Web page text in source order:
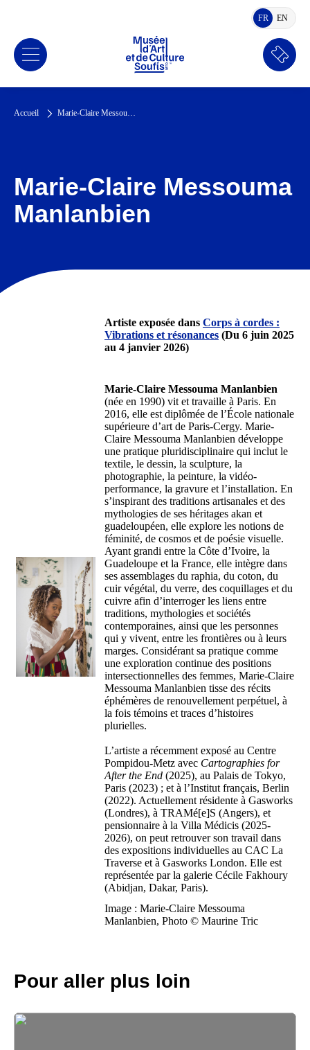
FRFRANÇAIS
EN
Accueil Marie-Claire Messouma Manlanbien
Marie-Claire Messouma
Manlanbien
Artiste exposée dans Corps à cordes :
Vibrations et résonances (Du 6 juin 2025
au 4 janvier 2026)
Marie-Claire Messouma Manlanbien
(née en 1990) vit et travaille à Paris. En
2016, elle est diplômée de l’École nationale
supérieure d’art de Paris-Cergy. Marie-
Claire Messouma Manlanbien développe
une pratique pluridisciplinaire qui inclut le
textile, le dessin, la sculpture, la
photographie, la peinture, la vidéo-
performance, la gravure et l’installation. En
s’inspirant des traditions artisanales et des
mythologies de ses héritages akan et
guadeloupéen, elle explore les notions de
féminité, de cosmos et de poésie visuelle.
Ayant grandi entre la Côte d’Ivoire, la
Guadeloupe et la France, elle intègre dans
ses assemblages du raphia, du coton, du
cuir végétal, du verre, des coquillages et du
cuivre afin d’interroger les liens entre
traditions, mythologies et sociétés
contemporaines, ainsi que les personnes
qui y vivent, entre les frontières ou à leurs
marges. Considérant sa pratique comme
une exploration continue des positions
intersectionnelles des femmes, Marie-Claire
Messouma Manlanbien tisse des récits
éphémères de renouvellement perpétuel, à
la fois témoins et traces d’histoires
plurielles.
L’artiste a récemment exposé au Centre
Pompidou-Metz avec Cartographies for
After the End (2025), au Palais de Tokyo,
Paris (2023) ; et à l’Institut français, Berlin
(2022). Actuellement résidente à Gasworks
(Londres), à TRAMé[e]S (Angers), et
pensionnaire à la Villa Médicis (2025-
2026), on peut retrouver son travail dans
des expositions individuelles au CAC La
Traverse et à Gasworks London. Elle est
représentée par la galerie Cécile Fakhoury
(Abidjan, Dakar, Paris).
Image : Marie-Claire Messouma
Manlanbien, Photo © Maurine Tric
Pour aller plus loin